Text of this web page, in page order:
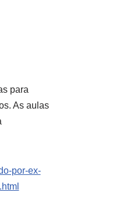
para
As aulas
por-ex-